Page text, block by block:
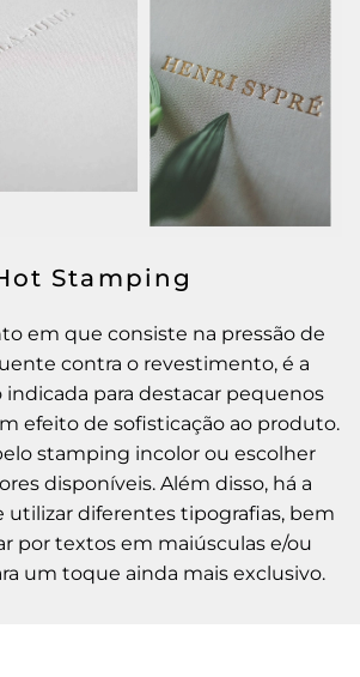
Stamping
em que consiste na pressão de
contra o revestimento, é a
indicada para destacar pequenos
efeito de sofisticação ao produto.
stamping incolor ou escolher
disponíveis. Além disso, há a
utilizar diferentes tipografias, bem
por textos em maiúsculas e/ou
um toque ainda mais exclusivo.